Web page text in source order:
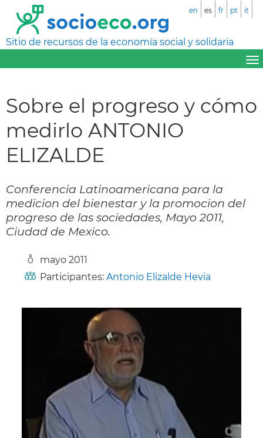
Sitio de recursos de la economía social y solidaria
en es fr pt it
Sobre el progreso y cómo
medirlo ANTONIO
ELIZALDE
Conferencia Latinoamericana para la
medicion del bienestar y la promocion del
progreso de las sociedades, Mayo 2011,
Ciudad de Mexico.
mayo 2011
Participantes: Antonio Elizalde Hevia